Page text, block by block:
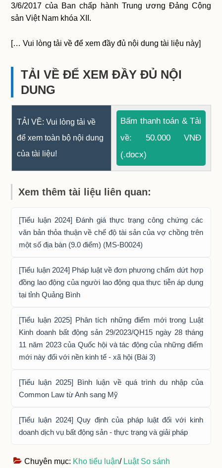
3/6/2017 của Ban chấp hành Trung ương Đảng Cộng
sản Việt Nam khóa XII.
[… Vui lòng tải về để xem đầy đủ nội dung tài liệu này]
TẢI VỀ ĐỂ XEM ĐẦY ĐỦ NỘI
DUNG
TẢI VỀ: Vui lòng tải về
để xem toàn bộ nội dung
của tài liệu!
Bấm thanh toán & Tải
về: 50.000 VNĐ
(.docx)
Xem thêm tài liệu liên quan:
[Tiểu luận 2024] Đánh giá thực trạng công chứng các
văn bản thỏa thuận về chế độ tài sản của vợ chồng trên
một số địa bàn (9.0 điểm) (MS-B0024)
[Tiểu luận 2024] Pháp luật về đơn phương chấm dứt hợp
đồng lao động của người lao động qua thực tiễn áp dụng
tại tỉnh Quảng Bình
[Tiểu luận 2025] Phân tích những điểm mới trong Luật
Kinh doanh bất động sản 29/2023/QH15 ngày 28 tháng
11 năm 2023 của Quốc hội và tác động của những điểm
mới này đối với nền kinh tế - xã hội (Bài 3)
[Tiểu luận 2025] Bình luận về quá trình du nhập của
Common Law từ Anh sang Mỹ
[Tiểu luận 2024] Quy định của pháp luật đối với kinh
doanh dịch vụ bất động sản - thực trạng và giải pháp
Chuyên mục: Kho tiểu luận/ Luật So sánh